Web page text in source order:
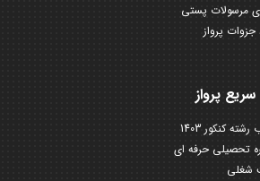
مرسولات پستی
جزوات پرواز
پرواز
کنکور 1403
تحصیلی حرفه ای
شغلی